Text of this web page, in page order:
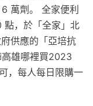
萬劑。 全家便利
點，於「全家」北
供應的「亞培抗
雄哪裡買2023
，每人每日限購一